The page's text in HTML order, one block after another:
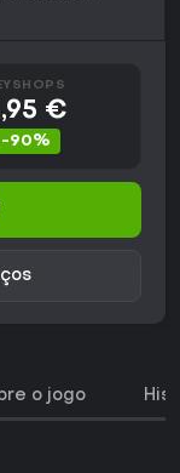
€
-90%
o jogo